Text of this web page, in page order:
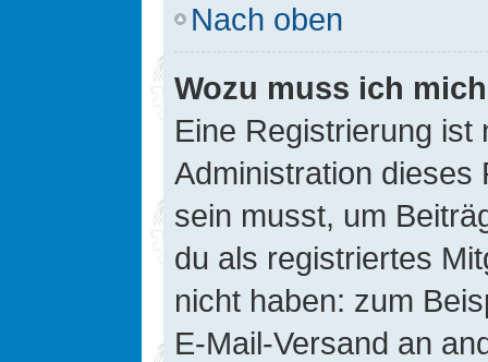
Nach oben
Wozu muss ich
Eine Registrierung ist
Administration dieses
sein musst, um
du als registriertes
nicht haben: zum
E-Mail-Versand an